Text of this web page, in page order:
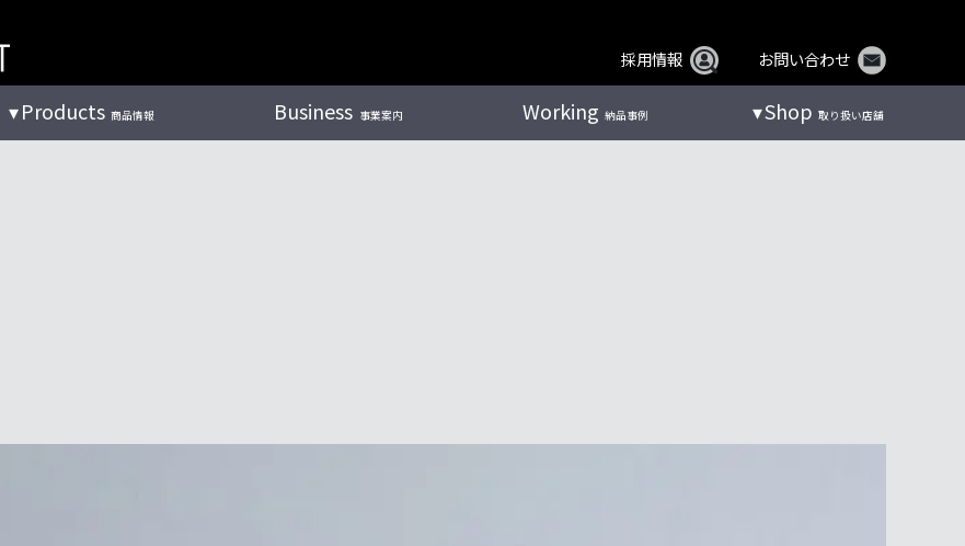
採用情報 お問い合わせ
Products 商品情報 Business 事業案内 Working 納品事例 Shop 取り扱い店舗